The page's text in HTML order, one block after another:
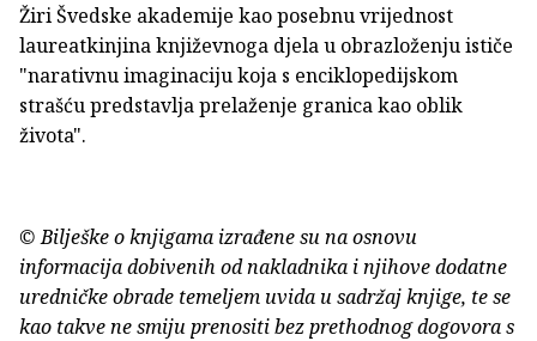
Žiri Švedske akademije kao posebnu vrijednost
laureatkinjina književnoga djela u obrazloženju ističe
"narativnu imaginaciju koja s enciklopedijskom
strašću predstavlja prelaženje granica kao oblik
života".
© Bilješke o knjigama izrađene su na osnovu
informacija dobivenih od nakladnika i njihove dodatne
uredničke obrade temeljem uvida u sadržaj knjige, te se
kao takve ne smiju prenositi bez prethodnog dogovora s